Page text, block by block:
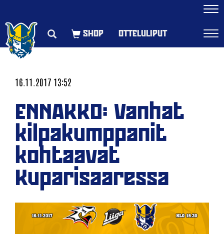
OTTELULIPUT
16.11.2017 13:52
ENNAKKO: Vanhat
kilpakumppanit
kohtaavat
Kuparisaaressa